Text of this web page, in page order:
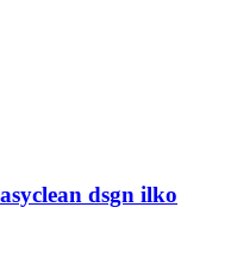
dsgn ilko